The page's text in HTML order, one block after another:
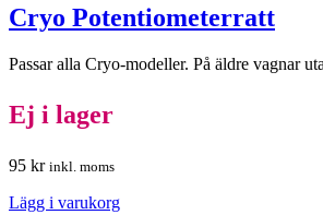
Cryo Potentiometerratt
Passar alla Cryo-modeller. På äldre vagnar
Ej i lager
95 kr inkl. moms
Lägg i varukorg